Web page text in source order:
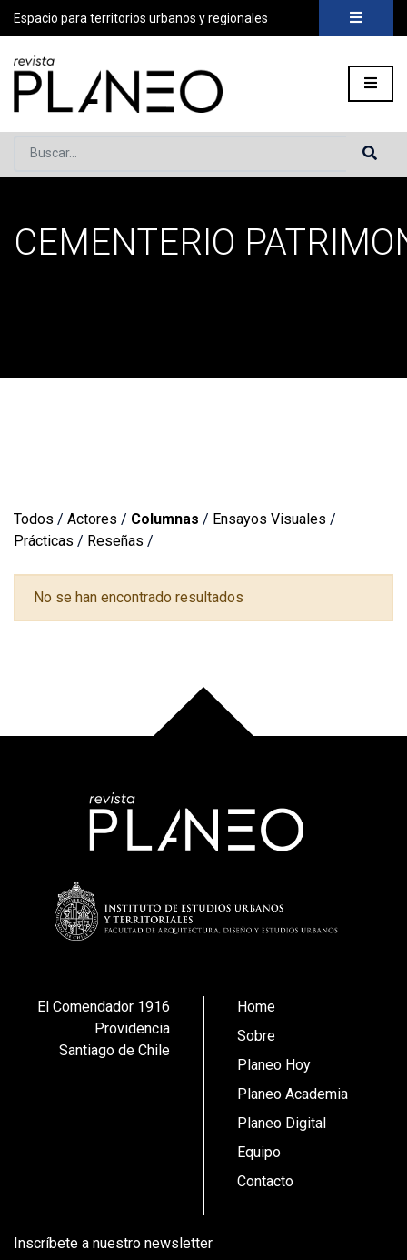
Espacio para territorios urbanos y regionales
Buscar...
Portada» Cementerio Patrimonial
CEMENTERIO
Todos / Actores / Columnas / Ensayos Visuales /
Prácticas / Reseñas /
No se han encontrado resultados
El Comendador 1916
Providencia
Santiago de Chile
Home
Sobre
Planeo Hoy
Planeo Academia
Planeo Digital
Equipo
Contacto
Inscríbete a nuestro newsletter